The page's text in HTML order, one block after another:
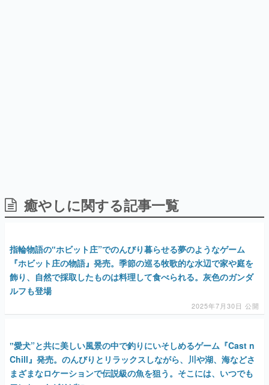
日本のモバイルゲーム史における主要なトピック・タイト
ルを網羅するほか、開発者へのインタビューや識者による
解説を掲載。約20年の歴史が一望できる決定版！
『うつヌケ』『ペンと箸』等で知られるマンガ家・田中圭
一先生によるゲーム業界レポートマンガです。
なんでゲームは面白い？
具体的な形から解き明かしていく、硬派で骨太な評論連載
です。
「経験値」「裏技」「ラスボス」… ゲームにまつわる言葉
の起源や用法の変遷を、コンピューター文化史研究家・タ
イニーP氏が徹底調査。
癒やしに関する記事一覧
指輪物語の‟ホビット庄”でのんびり暮らせる夢のようなゲーム
『ホビット庄の物語』発売。季節の巡る牧歌的な水辺で家や庭を
飾り、自然で採取したものは料理して食べられる。灰色のガンダ
ルフも登場
2025年7月30日 公開
‟愛犬”と共に美しい風景の中で釣りにいそしめるゲーム『Cast n
Chill』発売。のんびりとリラックスしながら、川や湖、海などさ
まざまなロケーションで伝説級の魚を狙う。そこには、いつでも